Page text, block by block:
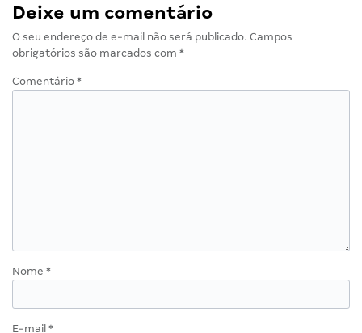
Deixe um comentário
O seu endereço de e-mail não será publicado. Campos
obrigatórios são marcados com *
Comentário *
Nome *
E-mail *